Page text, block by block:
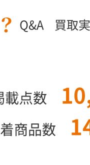
Q&A 買取
載点数
商品数